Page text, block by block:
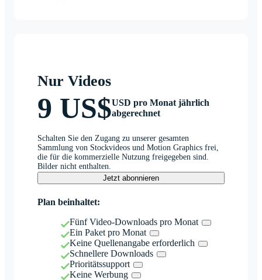
Nur Videos
9 US$USD pro Monat jährlich
abgerechnet
Schalten Sie den Zugang zu unserer gesamten
Sammlung von Stockvideos und Motion Graphics frei,
die für die kommerzielle Nutzung freigegeben sind.
Bilder nicht enthalten.
Jetzt abonnieren
Plan beinhaltet:
Fünf Video-Downloads pro Monat
Ein Paket pro Monat
Keine Quellenangabe erforderlich
Schnellere Downloads
Prioritätssupport
Keine Werbung